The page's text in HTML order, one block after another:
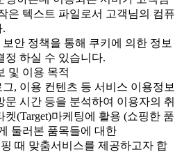
은 텍스트 파일로서 고객님의 컴퓨
.
안 정책을 통해 쿠키에 의한 정보
정 하실 수 있습니다.
및 이용 목적
, 이용 컨텐츠 등 서비스 이용정보
시간 등을 분석하여 이용자의 취
(Target)마케팅에 활용 (쇼핑한 품
둘러본 품목들에 대한
때 맞춤서비스를 제공하고자 합